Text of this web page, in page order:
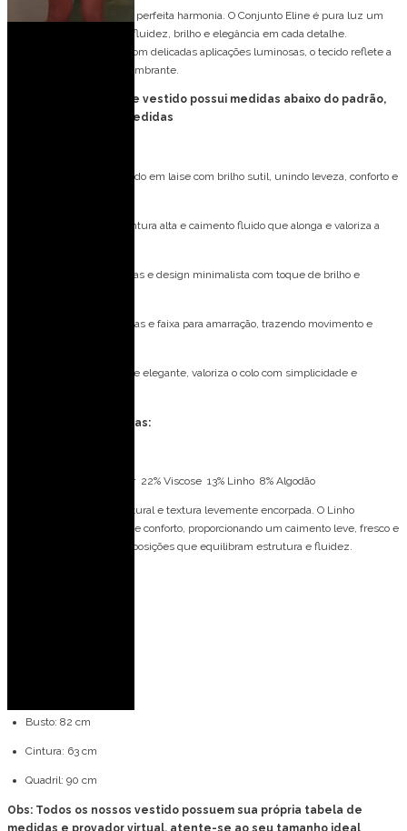
Sofisticação e conforto em perfeita harmonia. O Conjunto Eline é pura luz um
look de impacto que une fluidez, brilho e elegância em cada detalhe.
com delicadas aplicações luminosas, o tecido reflete a
luz de forma sutil e deslumbrante.
FORMA PEQUENA: esse vestido possui medidas abaixo do padrão,
consulte tabela de medidas
Conjunto: Trio sofisticado em laise com brilho sutil, unindo leveza, conforto e
Calça: Pantalona de cintura alta e caimento fluido que alonga e valoriza a
Top Cropped: Alças finas e design minimalista com toque de brilho e
Kimono: Mangas amplas e faixa para amarração, trazendo movimento e
Decote Reto: Clássico e elegante, valoriza o colo com simplicidade e
Especificações Técnicas:
Composição: 57% Poliéster 22% Viscose 13% Linho 8% Algodão
Tecido nobre de toque natural e textura levemente encorpada. O Linho
Montalban une elegância e conforto, proporcionando um caimento leve, fresco e
sofisticado ideal para composições que equilibram estrutura e fluidez.
Busto: 82 cm
Cintura: 63 cm
Quadril: 90 cm
Obs: Todos os nossos vestido possuem sua própria tabela de